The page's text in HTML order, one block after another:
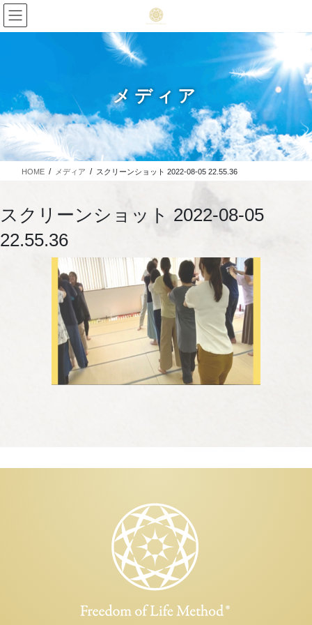
メディア
HOME メディア スクリーンショット 2022-08-05 22.55.36
スクリーンショット 2022-08-05
22.55.36